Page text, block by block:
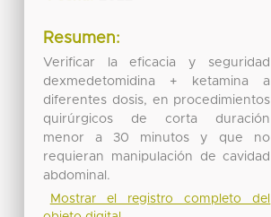
Resumen:
Verificar la eficacia y seguridad
dexmedetomidina + ketamina a
diferentes dosis, en procedimientos
quirúrgicos de corta duración
menor a 30 minutos y que no
requieran manipulación de cavidad
abdominal.
Mostrar el registro completo del